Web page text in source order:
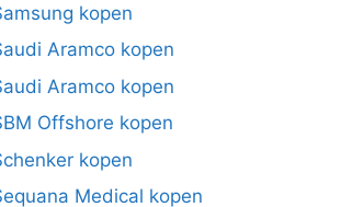
kopen
Aramco kopen
Aramco kopen
Offshore kopen
kopen
Medical kopen